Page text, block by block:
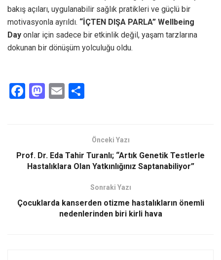
bakış açıları, uygulanabilir sağlık pratikleri ve güçlü bir
motivasyonla ayrıldı. “İÇTEN DIŞA PARLA” Wellbeing
Day onlar için sadece bir etkinlik değil, yaşam tarzlarına
dokunan bir dönüşüm yolculuğu oldu.
F
o
o
M
d
o
E
Önceki Yazı
Prof. Dr. Eda Tahir Turanlı; “Artık Genetik Testlerle
Hastalıklara Olan Yatkınlığınız Saptanabiliyor”
Sonraki Yazı
Çocuklarda kanserden otizme hastalıkların önemli
nedenlerinden biri kirli hava